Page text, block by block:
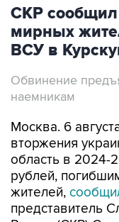
СКР
мирных
ВСУ в
Обвинение
наемникам
Москва. 6
вторжения
область в 2024-
рублей,
жителей,
представитель